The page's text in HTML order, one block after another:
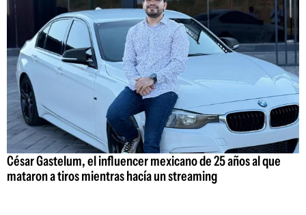
César Gastelum, el influencer mexicano de 25 años al que
mataron a tiros mientras hacía un streaming